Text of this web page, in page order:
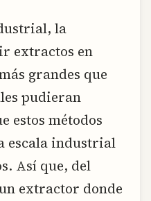
la
extractos en
grandes que
pudieran
estos métodos
escala industrial
Así que, del
extractor donde